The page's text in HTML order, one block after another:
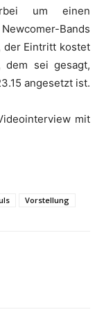
um einen
Bands
der Eintritt kostet
dem sei gesagt,
angesetzt ist.
mit
Vorstellung